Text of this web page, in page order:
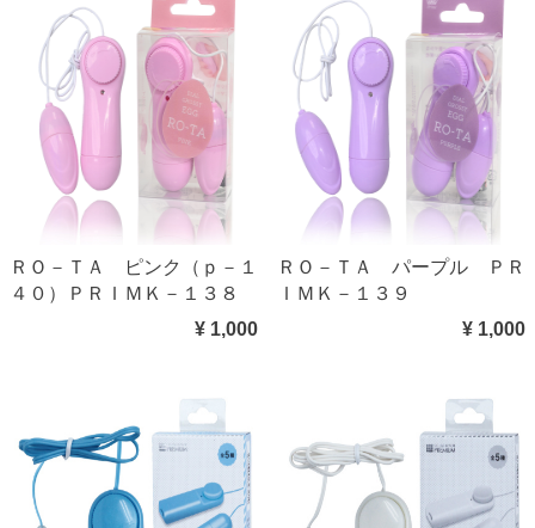
ＲＯ－ＴＡ ピンク（ｐ－１
４０）ＰＲＩＭＫ－１３８
¥ 1,000
ＲＯ－ＴＡ パープル ＰＲ
ＩＭＫ－１３９
¥ 1,000